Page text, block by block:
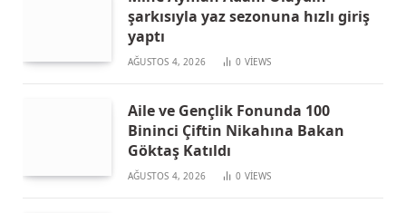
şarkısıyla yaz sezonuna hızlı giriş
yaptı
AĞUSTOS 4, 2026 0 VIEWS
Aile ve Gençlik Fonunda 100
Bininci Çiftin Nikahına Bakan
Göktaş Katıldı
AĞUSTOS 4, 2026 0 VIEWS